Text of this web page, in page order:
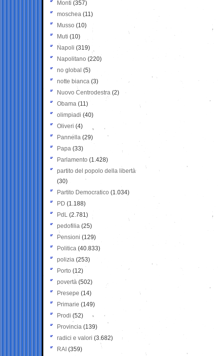
Monti (357)
moschea (11)
Musso (10)
Muti (10)
Napoli (319)
Napolitano (220)
no global (5)
notte bianca (3)
Nuovo Centrodestra (2)
Obama (11)
olimpiadi (40)
Oliveri (4)
Pannella (29)
Papa (33)
Parlamento (1.428)
partito del popolo della libertà
(30)
Partito Democratico (1.034)
PD (1.188)
PdL (2.781)
pedofilia (25)
Pensioni (129)
Politica (40.833)
polizia (253)
Porto (12)
povertà (502)
Presepe (14)
Primarie (149)
Prodi (52)
Provincia (139)
radici e valori (3.682)
RAI (359)